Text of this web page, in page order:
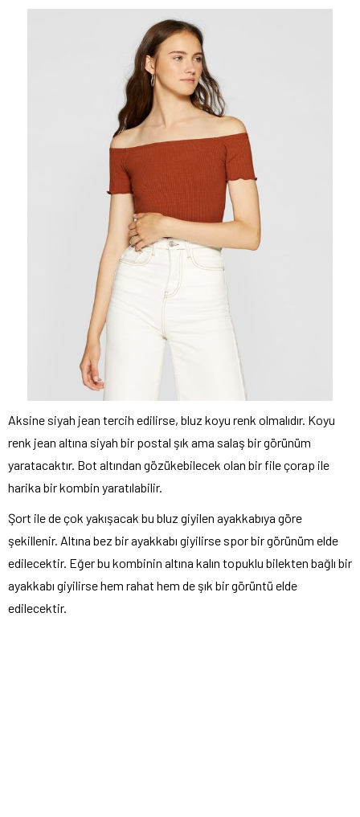
Aksine siyah jean tercih edilirse, bluz koyu renk olmalıdır. Koyu
renk jean altına siyah bir postal şık ama salaş bir görünüm
yaratacaktır. Bot altından gözükebilecek olan bir file çorap ile
harika bir kombin yaratılabilir.
Şort ile de çok yakışacak bu bluz giyilen ayakkabıya göre
şekillenir. Altına bez bir ayakkabı giyilirse spor bir görünüm elde
edilecektir. Eğer bu kombinin altına kalın topuklu bilekten bağlı bir
ayakkabı giyilirse hem rahat hem de şık bir görüntü elde
edilecektir.